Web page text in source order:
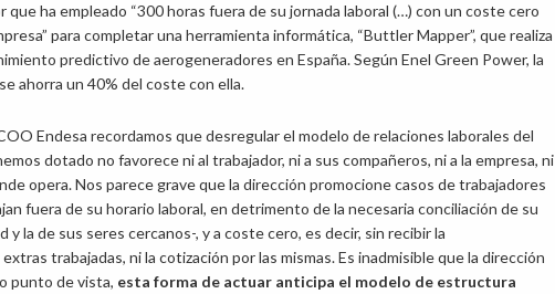
que ha empleado “300 horas fuera de su jornada laboral (…) con un coste cero
para completar una herramienta informática, “Buttler Mapper”, que realiza
predictivo de aerogeneradores en España. Según Enel Green Power, la
ahorra un 40% del coste con ella.
Endesa recordamos que desregular el modelo de relaciones laborales del
dotado no favorece ni al trabajador, ni a sus compañeros, ni a la empresa, ni
opera. Nos parece grave que la dirección promocione casos de trabajadores
fuera de su horario laboral, en detrimento de la necesaria conciliación de su
y la de sus seres cercanos-, y a coste cero, es decir, sin recibir la
trabajadas, ni la cotización por las mismas. Es inadmisible que la dirección
punto de vista, esta forma de actuar anticipa el modelo de estructura